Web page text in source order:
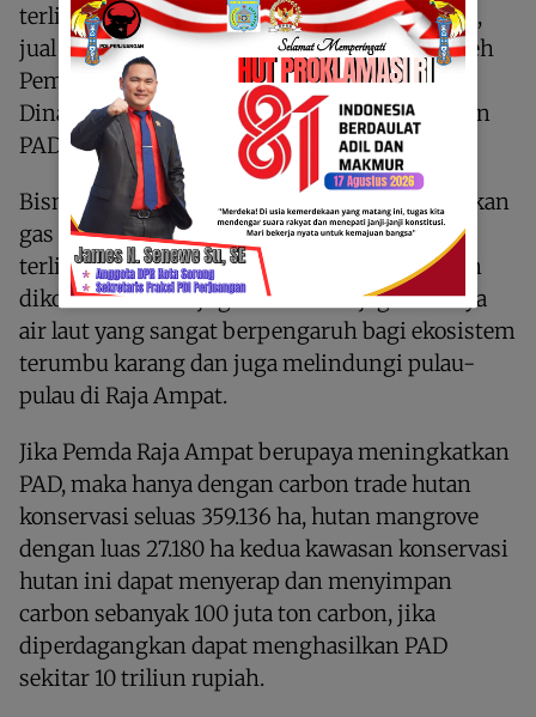
terlibat langsung dalam perdagangan karbon,
jual beli karbon inilah yang jika dilakukan oleh
Pemerintah Kabupaten Raja Ampat melalui
Dinas Lingkungan Hidup dapat menghasilkan
PAD yang tinggi.
Bisnis Corbon Trade dalam rangka menurunkan
gas emisi sudah saatnya pemda Raja Ampat
terlibat karena sebagian besar kawasan hutan
dikonservasi dan juga untuk menjaga naiknya
air laut yang sangat berpengaruh bagi ekosistem
terumbu karang dan juga melindungi pulau-
pulau di Raja Ampat.
Jika Pemda Raja Ampat berupaya meningkatkan
PAD, maka hanya dengan carbon trade hutan
konservasi seluas 359.136 ha, hutan mangrove
dengan luas 27.180 ha kedua kawasan konservasi
hutan ini dapat menyerap dan menyimpan
carbon sebanyak 100 juta ton carbon, jika
diperdagangkan dapat menghasilkan PAD
sekitar 10 triliun rupiah.